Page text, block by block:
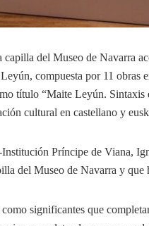
del Museo de Navarra
compuesta por 11 obras
título “Maite Leyún.
cultural en castellano y
Príncipe de Viana,
del Museo de Navarra y que
como significantes que